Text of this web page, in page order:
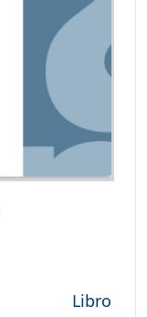
Libro